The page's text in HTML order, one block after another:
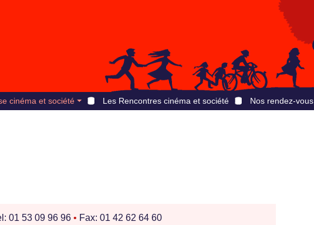
cinéma et société Les Rencontres cinéma et société Nos rendez-vous
01 53 09 96 96 • Fax: 01 42 62 64 60